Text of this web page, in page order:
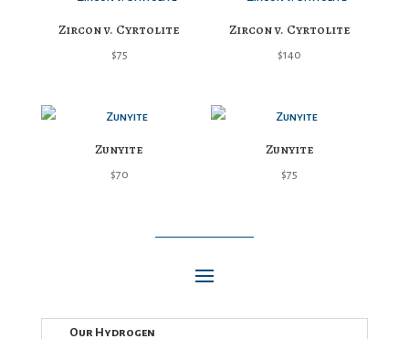
Zircon v. Cyrtolite
$75
Zircon v. Cyrtolite
$140
Zunyite
$70
Zunyite
$75
Our Hydrogen